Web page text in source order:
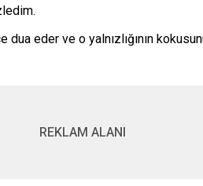
eder ve o yalnızlığının
REKLAM ALANI